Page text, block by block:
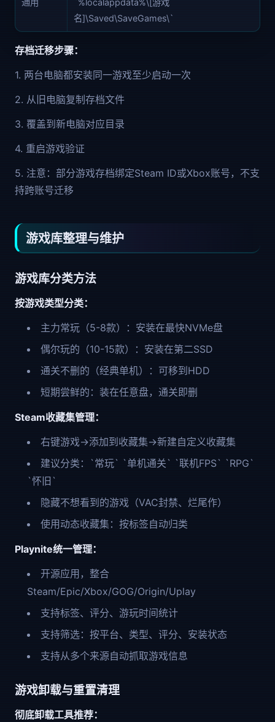
通用
`%localappdata%\[游戏
名]\Saved\SaveGames\`
存档迁移步骤：
1. 两台电脑都安装同一游戏至少启动一次
2. 从旧电脑复制存档文件
3. 覆盖到新电脑对应目录
4. 重启游戏验证
5. 注意：部分游戏存档绑定Steam ID或Xbox账号，不支
持跨账号迁移
游戏库整理与维护
游戏库分类方法
按游戏类型分类：
主力常玩（5-8款）：安装在最快NVMe盘
偶尔玩的（10-15款）：安装在第二SSD
通关不删的（经典单机）：可移到HDD
短期尝鲜的：装在任意盘，通关即删
Steam收藏集管理：
右键游戏→添加到收藏集→新建自定义收藏集
建议分类：`常玩` `单机通关` `联机FPS` `RPG`
`怀旧`
隐藏不想看到的游戏（VAC封禁、烂尾作）
使用动态收藏集：按标签自动归类
Playnite统一管理：
开源应用，整合
Steam/Epic/Xbox/GOG/Origin/Uplay
支持标签、评分、游玩时间统计
支持筛选：按平台、类型、评分、安装状态
支持从多个来源自动抓取游戏信息
游戏卸载与重置清理
彻底卸载工具推荐：